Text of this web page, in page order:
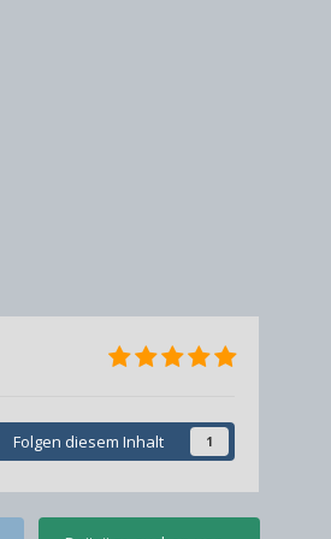
Folgen diesem Inhalt 1